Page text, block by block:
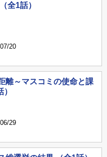
全1話）
20
離～マスコミの使命と課
29